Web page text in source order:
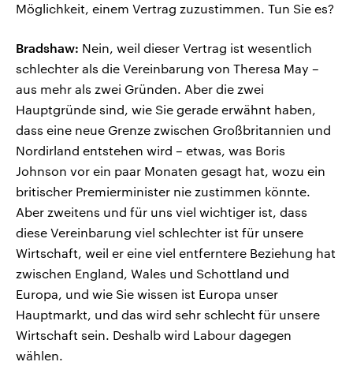
Möglichkeit, einem Vertrag zuzustimmen. Tun Sie es?
Bradshaw: Nein, weil dieser Vertrag ist wesentlich
schlechter als die Vereinbarung von Theresa May –
aus mehr als zwei Gründen. Aber die zwei
Hauptgründe sind, wie Sie gerade erwähnt haben,
dass eine neue Grenze zwischen Großbritannien und
Nordirland entstehen wird – etwas, was Boris
Johnson vor ein paar Monaten gesagt hat, wozu ein
britischer Premierminister nie zustimmen könnte.
Aber zweitens und für uns viel wichtiger ist, dass
diese Vereinbarung viel schlechter ist für unsere
Wirtschaft, weil er eine viel entferntere Beziehung hat
zwischen England, Wales und Schottland und
Europa, und wie Sie wissen ist Europa unser
Hauptmarkt, und das wird sehr schlecht für unsere
Wirtschaft sein. Deshalb wird Labour dagegen
wählen.